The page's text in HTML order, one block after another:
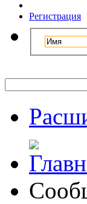
Регистрация